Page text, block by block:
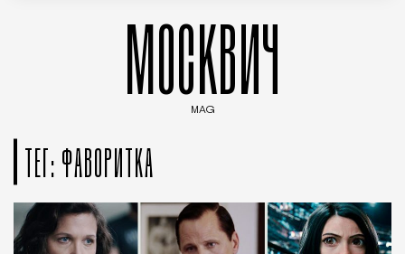
МОСКВИЧ
MAG
ТЕГ: ФАВОРИТКА